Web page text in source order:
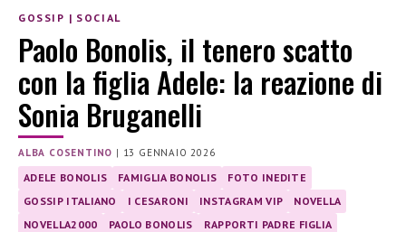
GOSSIP | SOCIAL
Paolo Bonolis, il tenero scatto
con la figlia Adele: la reazione di
Sonia Bruganelli
ALBA COSENTINO | 13 GENNAIO 2026
ADELE BONOLIS FAMIGLIA BONOLIS
FOTO INEDITE
GOSSIP ITALIANO
I CESARONI INSTAGRAM VIP
NOVELLA
NOVELLA2000
PAOLO BONOLIS
RAPPORTI PADRE FIGLIA